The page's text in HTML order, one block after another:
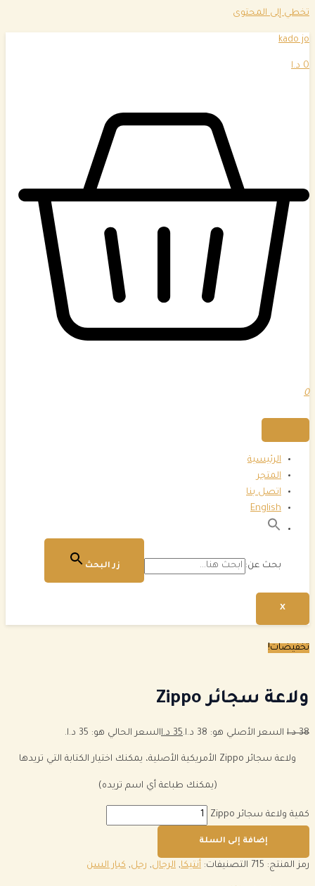
تخطي إلى المحتوى
kado jo
0 د.ا
0
الرئيسية
المتجر
اتصل بنا
English
بحث عن: زر البحث
X
تخفيضات!
ولاعة سجائر Zippo
38 د.ا السعر الأصلي هو: 38 د.ا. 35 د.االسعر الحالي هو: 35 د.ا.
ولاعة سجائر Zippo الأمريكية الأصلية، يمكنك اختيار الكتابة التي تريدها
(يمكنك طباعة أي اسم تريده)
كمية ولاعة سجائر Zippo
إضافة إلى السلة
رمز المنتج: 715 التصنيفات: أنتيكا, الرجال, رجل, كبار السن